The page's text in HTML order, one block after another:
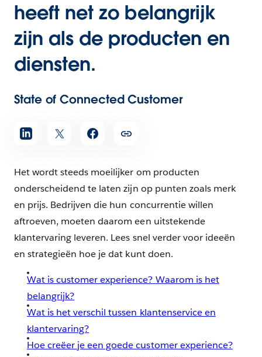
heeft net zo belangrijk
zijn als de producten en
diensten.
State of Connected Customer
Het wordt steeds moeilijker om producten
onderscheidend te laten zijn op punten zoals merk
en prijs. Bedrijven die hun concurrentie willen
aftroeven, moeten daarom een uitstekende
klantervaring leveren. Lees snel verder voor ideeën
en strategieën hoe je dat kunt doen.
Wat is customer experience? Waarom is het
belangrijk?
Wat is het verschil tussen klantenservice en
klantervaring?
Hoe creëer je een goede customer experience?